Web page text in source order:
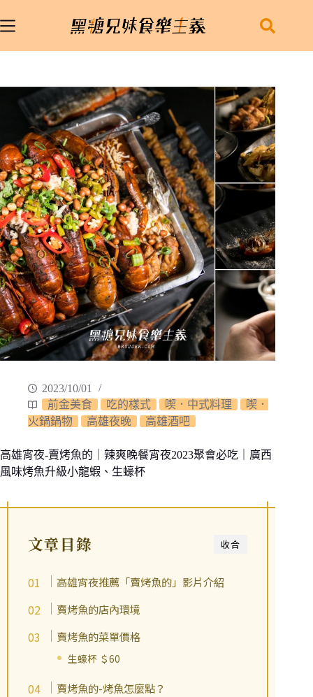
至
2023/10/01
前金美食
吃的樣式 喫．中式料理
喫．
火鍋鍋物
高雄夜晚 高雄酒吧
高雄宵夜-賣烤魚的｜辣爽晚餐宵夜2023聚會必吃｜廣西
風味烤魚升級小龍蝦、生蠔杯
收合
文章目錄
高雄宵夜推薦「賣烤魚的」影片介紹
賣烤魚的店內環境
賣烤魚的菜單價格
生蠔杯 ＄60
賣烤魚的-烤魚怎麼點？